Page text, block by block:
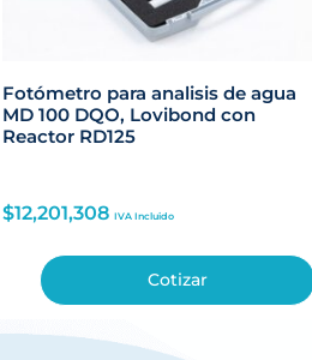
Fotómetro para analisis de agua
MD 100 DQO, Lovibond con
Reactor RD125
$12,201,308 IVA Incluido
Cotizar